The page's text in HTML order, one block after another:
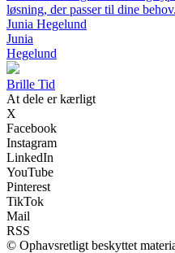
løsning, der passer til dine behov.
Junia Hegelund
Junia
Hegelund
Brille Tid
At dele er kærligt
X
Facebook
Instagram
LinkedIn
YouTube
Pinterest
TikTok
Mail
RSS
© Ophavsretligt beskyttet